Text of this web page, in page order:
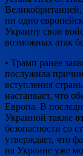
ни одно
Украину свои
возможных атак
• Трамп ранее
послужила
вступления
настаивает, что
Европа. В
Украиной также
безопасности со
утверждает, что
на Украине уже